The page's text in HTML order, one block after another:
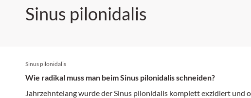
Sinus pilonidalis
Sinus pilonidalis
Wie radikal muss man beim Sinus pilonidalis schneiden?
Jahrzehntelang wurde der Sinus pilonidalis komplett exzidiert und